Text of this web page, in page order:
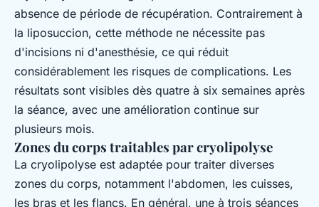
absence de période de récupération. Contrairement à
la liposuccion, cette méthode ne nécessite pas
d'incisions ni d'anesthésie, ce qui réduit
considérablement les risques de complications. Les
résultats sont visibles dès quatre à six semaines après
la séance, avec une amélioration continue sur
plusieurs mois.
Zones du corps traitables par cryolipolyse
La cryolipolyse est adaptée pour traiter diverses
zones du corps, notamment l'abdomen, les cuisses,
les bras et les flancs. En général, une à trois séances